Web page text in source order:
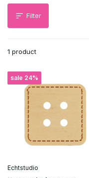
Filter
1 product
sale 24%
Echtstudio